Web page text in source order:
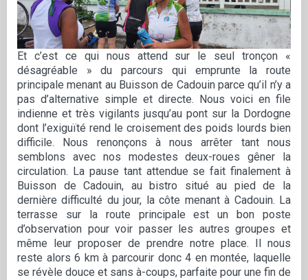
Et c’est ce qui nous attend sur le seul tronçon «
désagréable » du parcours qui emprunte la route
principale menant au Buisson de Cadouin parce qu’il n’y a
pas d’alternative simple et directe. Nous voici en file
indienne et très vigilants jusqu’au pont sur la Dordogne
dont l’exiguïté rend le croisement des poids lourds bien
difficile. Nous renonçons à nous arrêter tant nous
semblons avec nos modestes deux-roues gêner la
circulation. La pause tant attendue se fait finalement à
Buisson de Cadouin, au bistro situé au pied de la
dernière difficulté du jour, la côte menant à Cadouin. La
terrasse sur la route principale est un bon poste
d’observation pour voir passer les autres groupes et
même leur proposer de prendre notre place. Il nous
reste alors 6 km à parcourir donc 4 en montée, laquelle
se révèle douce et sans à-coups, parfaite pour une fin de